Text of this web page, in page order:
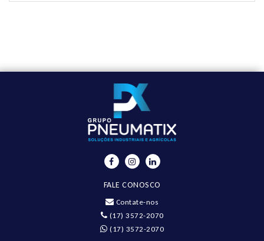
FALE CONOSCO
Contate-nos
(17) 3572-2070
(17) 3572-2070